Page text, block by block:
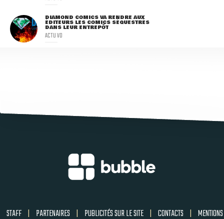
DIAMOND COMICS VA RENDRE AUX
ÉDITEURS LES COMICS SÉQUESTRÉS
DANS LEUR ENTREPÔT
ACTU VO
STAFF | PARTENAIRES | PUBLICITÉS SUR LE SITE | CONTACTS | MENTIONS